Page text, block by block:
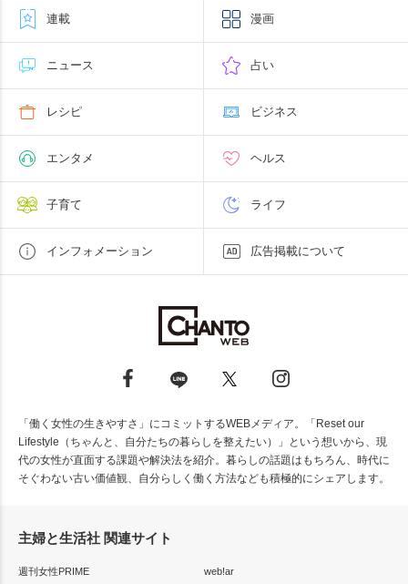
連載 漫画
ニュース 占い
レシピ ビジネス
エンタメ ヘルス
子育て ライフ
インフォメーション 広告掲載について
「働く女性の生きやすさ」にコミットするWEBメディア。「Reset our
Lifestyle（ちゃんと、自分たちの暮らしを整えたい）」という想いから、現
代の女性が直面する課題や解決法を紹介。暮らしの話題はもちろん、時代に
そぐわない古い価値観、自分らしく働く方法なども積極的にシェアします。
主婦と生活社 関連サイト
週刊女性PRIME web!ar